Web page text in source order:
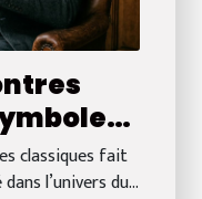
classiques fait
l’univers du...